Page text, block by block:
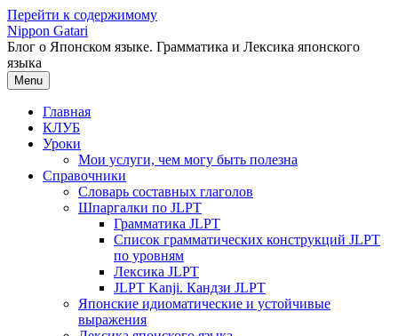
Перейти к содержимому
Nippon Gatari
Блог о Японском языке. Грамматика и Лексика японского
языка
Menu
Главная
КЛУБ
Уроки
Мои услуги, чем могу быть полезна
Справочники
Словарь составных глаголов
Шпаргалки по JLPT
Грамматика JLPT
Список грамматических конструкций JLPT
по уровням
Лексика JLPT
JLPT Kanji. Кандзи JLPT
Японские идиоматические и устойчивые
выражения